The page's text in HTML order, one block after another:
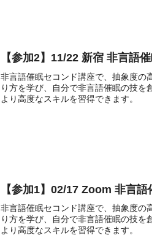
【参加2】11/22 新宿 非言語
非言語催眠セコンド講座で、抽象度の
り方を学び、自分で非言語催眠の技を
より高度なスキルを習得できます。
【参加1】02/17 Zoom 非言
非言語催眠セコンド講座で、抽象度の
り方を学び、自分で非言語催眠の技を
より高度なスキルを習得できます。